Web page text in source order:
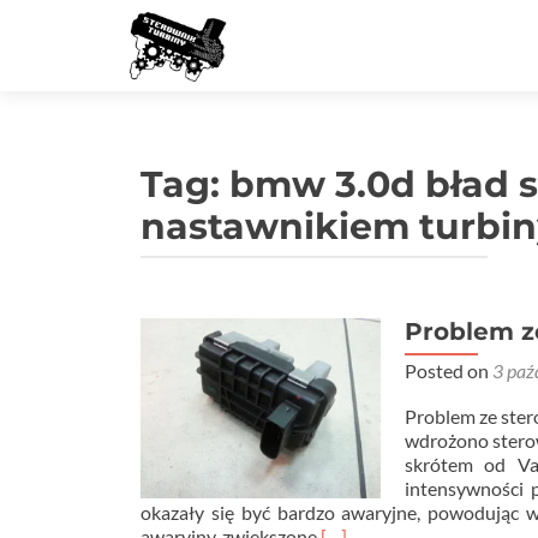
Tag: bmw 3.0d bład
nastawnikiem
Problem
Posted on 3
Problem ze
wdrożono
skrótem od
intensywności
okazały się być bardzo awaryjne, powodując